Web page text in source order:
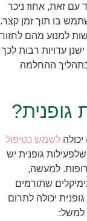
עם זאת, אחוז ניכר
בו תוך זמן קצר.
למנוע מהם לחזור
עדויות רבות לכך
בתהליך ההחלמה
גופנית?
לשמש כטיפול
גופנית יש
למעשה,
שתורמים
יכולה לתרום
למשל: